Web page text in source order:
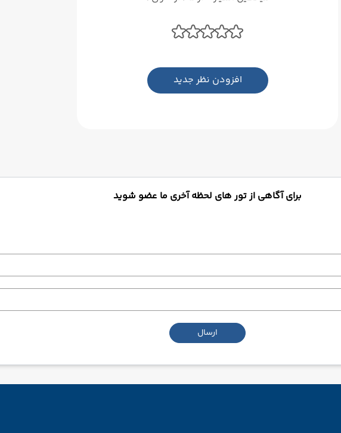
افزودن نظر جدید
برای آگاهی از تور های لحظه آخری ما عضو شوید
ارسال